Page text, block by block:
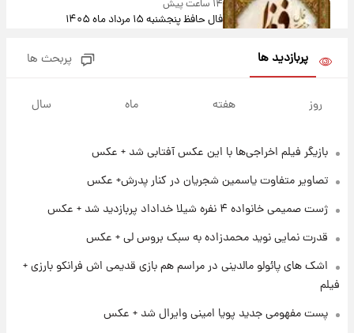
۱۴ ساعت پیش
فال حافظ پنجشنبه ۱۵ مرداد ماه ۱۴۰۵
۱۶ ساعت پیش
+ جدول
آغاز طرح جدید فروش مشارکت در تولید سایپا؛
پربازدید ها پربحث ها
روز هفته ماه سال
بازیگر فیلم اخراجی‌ها با این عکس آفتابی شد + عکس
تصاویر متفاوت یاسمین شجریان در کنار پدرش+ عکس
ژست صمیمی خانواده ۴ نفره شیلا خداداد پربازدید شد + عکس
قدرت نمایی نوید محمدزاده به سبک بروس لی + عکس
اشک های پائولو مالدینی در مراسم هم بازی قدیمی اش فرانکو بارزی +
فیلم
پست مفهومی جدید پویا امینی وایرال شد + عکس